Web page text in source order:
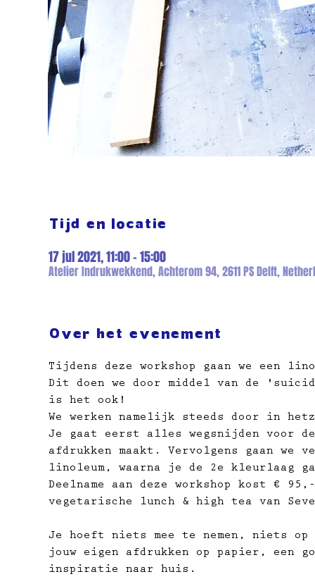
Tijd en locatie
17 jul 2021, 11:00 – 15:00
Atelier Indrukwekkend, Achterom 94, 2611 PS Delft,
Over het evenement
Tijdens deze workshop gaan we een
Dit doen we door middel van de
is het ook!
We werken namelijk steeds door in
Je gaat eerst alles wegsnijden voor
afdrukken maakt. Vervolgens gaan
linoleum, waarna je de 2e kleurlaag
Deelname aan deze workshop kost €
vegetarische lunch & high tea van
Je hoeft niets mee te nemen, niets
jouw eigen afdrukken op papier, ​een
inspiratie naar huis.